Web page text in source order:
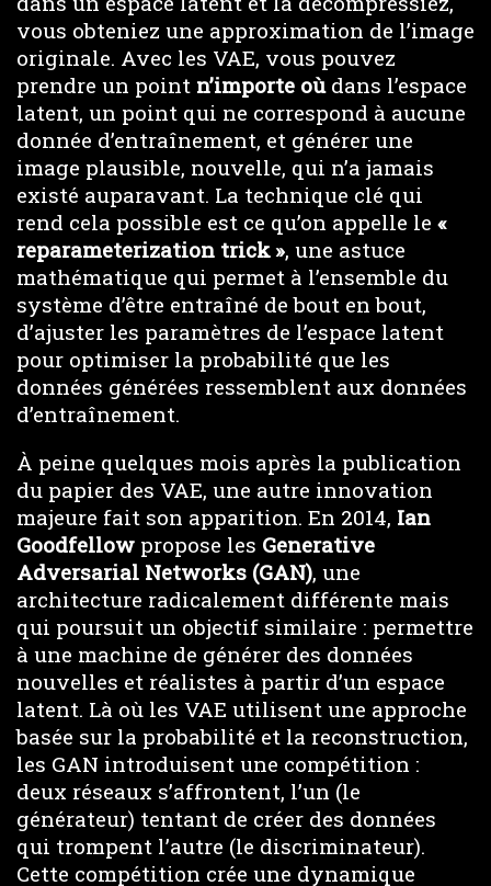
vous obteniez une approximation de l’image
originale. Avec les VAE, vous pouvez
prendre un point n’importe oùdans l’espace
latent, un point qui ne correspond à aucune
donnée d’entraînement, et générer une
image plausible, nouvelle, qui n’a jamais
existé auparavant. La technique clé qui
rend cela possible est ce qu’on appelle le «
reparameterization trick », une astuce
mathématique qui permet à l’ensemble du
système d’être entraîné de bout en bout,
d’ajuster les paramètres de l’espace latent
pour optimiser la probabilité que les
données générées ressemblent aux données
d’entraînement.
À peine quelques mois après la publication
du papier des VAE, une autre innovation
majeure fait son apparition. En 2014, Ian
Goodfellow propose les Generative
Adversarial Networks (GAN), une
architecture radicalement différente mais
qui poursuit un objectif similaire : permettre
à une machine de générer des données
nouvelles et réalistes à partir d’un espace
latent. Là où les VAE utilisent une approche
basée sur la probabilité et la reconstruction,
les GAN introduisent une compétition :
deux réseaux s’affrontent, l’un (le
générateur) tentant de créer des données
qui trompent l’autre (le discriminateur).
Cette compétition crée une dynamique